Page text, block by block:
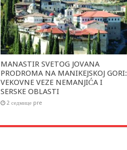
MANASTIR SVETOG JOVANA
PRODROMA NA MANIKEJSKOJ GORI:
VEKOVNE VEZE NEMANJIĆA I
SERSKE OBLASTI
2 седмице pre